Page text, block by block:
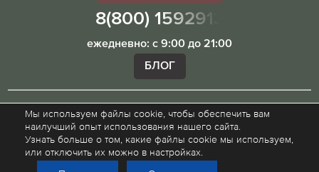
8(800) 1592913
ежедневно: с 9:00 до 21:00
БЛОГ
Внимание! Наш сайт ugibddmo.ru, носит исключительно
информационный характер и не является публичной
офертой.
Мы используем файлы cookie, чтобы обеспечить вам
наилучший опыт использования нашего сайта.
Узнать больше о том, какие файлы cookie мы используем,
или отключить их можно в настройках.